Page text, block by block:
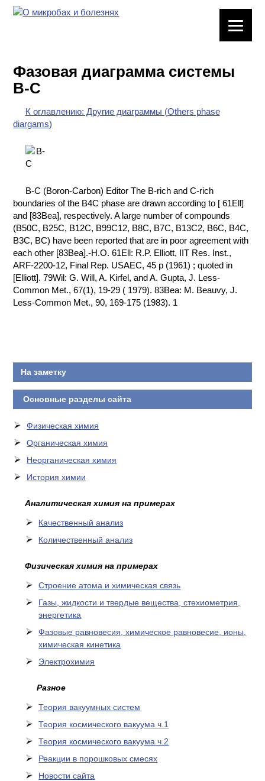
ХИМИЧЕСКАЯ
ПОСУДА
ВРЕДНЫЕ
ФАКТОРЫ
ХИМИЯ НА
ПРОИЗВОДСТВЕ
И ХИМИЧЕСКАЯ
ТЕХНОЛОГИЯ
КОНТАКТЫ
Фазовая диаграмма системы
B-C
К оглавлению: Другие диаграммы (Others phase
diargams)
B-C (Boron-Carbon) Editor The B-rich and C-rich
boundaries of the B4C phase are drawn according to [ 61Ell]
and [83Bea], respectively. A large number of compounds
(B50C, B25C, B12C, B99C12, B8C, B7C, B13C2, B6C, B4C,
B3C, BC) have been reported that are in poor agreement with
each other [83Bea].-H.O. 61Ell: R.P. Elliott, IIT Res. Inst.,
ARF-2200-12, Final Rep. USAEC, 45 p (1961) ; quoted in
[Elliott]. 79Wil: G. Will, A. Kirfel, and A. Gupta, J. Less-
Common Met., 67(1), 19-29 ( 1979). 83Bea: M. Beauvy, J.
Less-Common Met., 90, 169-175 (1983). 1
На заметку
Основные разделы сайта
Физическая химия
Органическая химия
Неорганическая химия
История химии
Аналитическая химия на примерах
Качественный анализ
Количественный анализ
Физическая химия на примерах
Cтроение атома и химическая связь
Газы, жидкости и твердые вещества, стехиометрия,
энергетика
Фазовые равновесия, химическое равновесие, ионы,
химическая кинетика
Электрохимия
Разное
Теория вакуумных систем
Теория космического вакуума ч.1
Теория космического вакуума ч.2
Реакции в порошковых смесях
Новости сайта